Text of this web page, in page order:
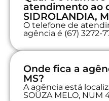
atendimento ao
SIDROLANDIA,
O telefone de
agência é (67) 3272-
Onde fica a
MS?
A agência está
SOUZA MELO, NUM